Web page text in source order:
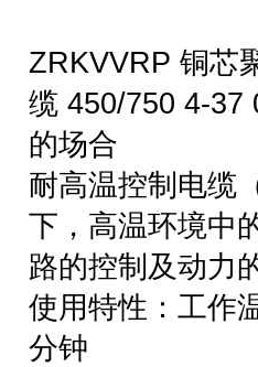
ZRKVVRP 铜芯
缆 450/750 4-37
的场合
耐高温控制电缆
下，高温环境中
路的控制及动
使用特性：工
分钟